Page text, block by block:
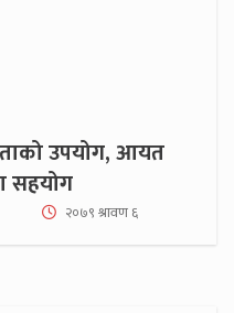
उपयोग, आयत
सहयोग
२०७९ श्रावण ६